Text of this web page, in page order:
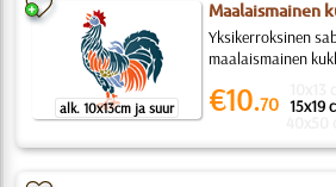
alk. 10x13cm ja suur
Maalaismainen
Yksikerroksinen
maalaismainen
€10.70 15x19